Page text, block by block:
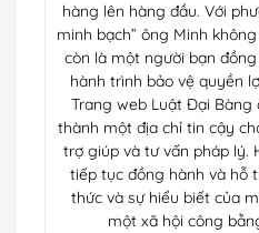
hàng lên hàng đầu. Với
minh bạch” ông Minh
còn là một người bạn
hành trình bảo vệ quyền
Trang web Luật Đại
thành một địa chỉ tin cậy
trợ giúp và tư vấn pháp lý.
tiếp tục đồng hành và hỗ
thức và sự hiểu biết của
một xã hội công